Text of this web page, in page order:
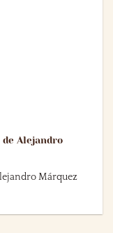
de Alejandro
Márquez